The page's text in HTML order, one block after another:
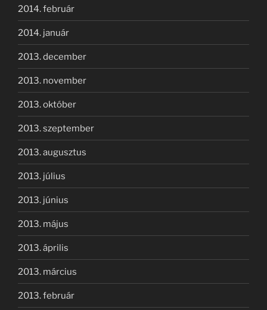
2014. február
2014. január
2013. december
2013. november
2013. október
2013. szeptember
2013. augusztus
2013. július
2013. június
2013. május
2013. április
2013. március
2013. február